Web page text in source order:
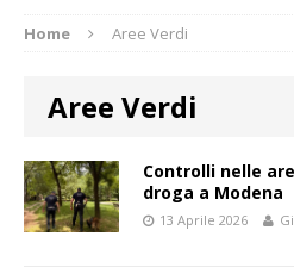
Home Aree Verdi
Aree Verdi
Controlli nelle
droga a Modena
13 Aprile 2026